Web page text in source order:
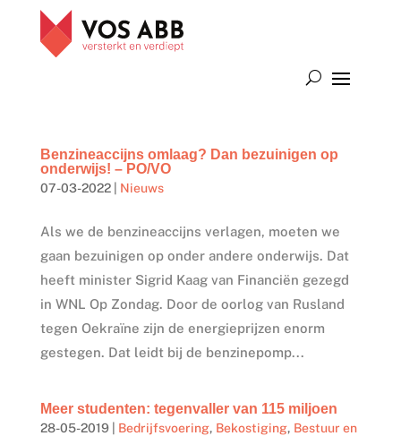
Benzineaccijns omlaag? Dan bezuinigen op
onderwijs! – PO/VO
07-03-2022| Nieuws
Als we de benzineaccijns verlagen, moeten we
gaan bezuinigen op onder andere onderwijs. Dat
heeft minister Sigrid Kaag van Financiën gezegd
in WNL Op Zondag. Door de oorlog van Rusland
tegen Oekraïne zijn de energieprijzen enorm
gestegen. Dat leidt bij de benzinepomp...
Meer studenten: tegenvaller van 115 miljoen
28-05-2019| Bedrijfsvoering, Bekostiging, Bestuur en